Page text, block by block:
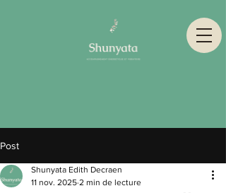
Post
Shunyata Edith Decraen
11 nov. 2025 2 min de lecture